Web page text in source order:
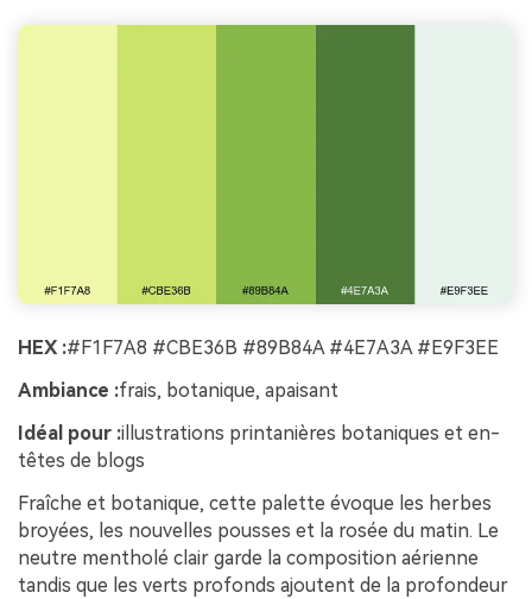
HEX :#F1F7A8 #CBE36B #89B84A #4E7A3A #E9F3EE
Ambiance :frais, botanique, apaisant
Idéal pour :illustrations printanières botaniques et en-
têtes de blogs
Fraîche et botanique, cette palette évoque les herbes
broyées, les nouvelles pousses et la rosée du matin. Le
neutre mentholé clair garde la composition aérienne
tandis que les verts profonds ajoutent de la profondeur